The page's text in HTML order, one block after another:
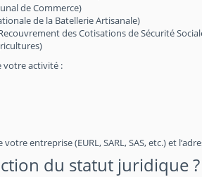
de Commerce)
de la Batellerie Artisanale)
des Cotisations de Sécurité
votre activité :
entreprise (EURL, SARL, SAS, etc.) et
du statut juridique ?